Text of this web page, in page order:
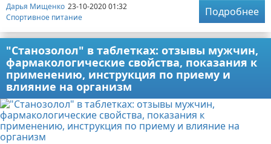
Дарья Мищенко 23-10-2020 01:32
Спортивное питание
Подробнее
"Станозолол" в таблетках: отзывы мужчин,
фармакологические свойства, показания к
применению, инструкция по приему и
влияние на организм